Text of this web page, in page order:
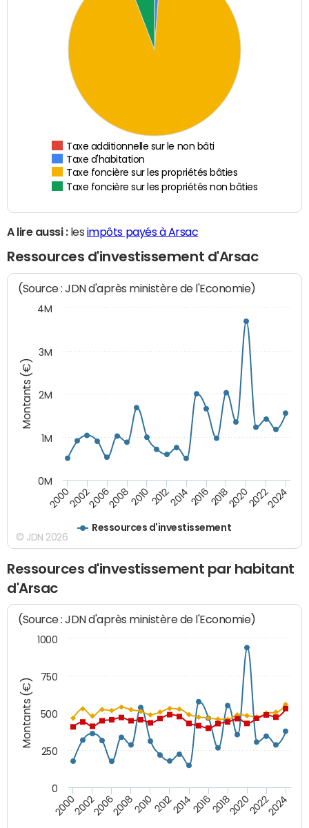
Taxe additionnelle sur le non bâti
Taxe d'habitation
Taxe foncière sur les propriétés bâties
Taxe foncière sur les propriétés non bâties
A lire aussi :les impôts payés à Arsac
Ressources d'investissement d'Arsac
Montants (€)
(Source : JDN d'après ministère de l'Economie)
Ressources d'investissement
20002002200620082010 2012201420162018202020222024
0M
1M
2M
3M
4M
© JDN 2026
Ressources d'investissement par habitant
d'Arsac
Montants (€)
(Source : JDN d'après ministère de l'Economie)
200020022006200820102012201420162018202020222024
0
250
500
750
1000